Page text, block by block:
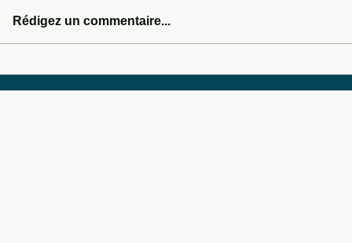
SOMEWHERE IN SEDONA
Rédigez un commentaire...